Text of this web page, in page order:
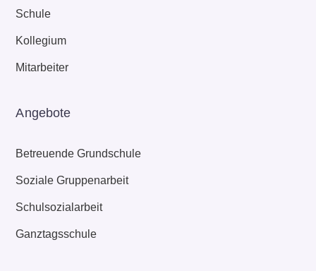
Schule
Kollegium
Mitarbeiter
Angebote
Betreuende Grundschule
Soziale Gruppenarbeit
Schulsozialarbeit
Ganztagsschule